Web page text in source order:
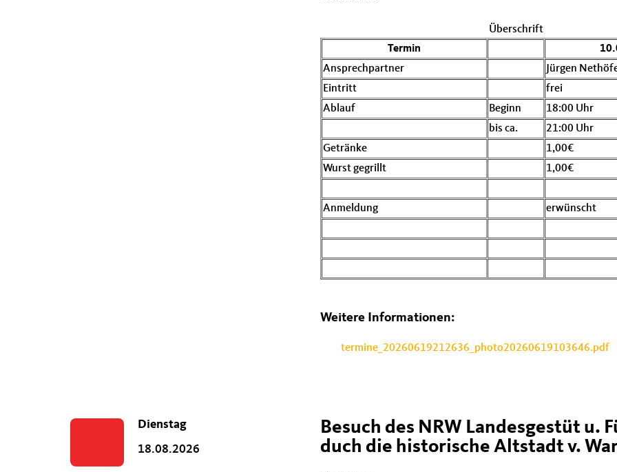
Überschrift
Termin
Ansprechpartner
Jürgen
Eintritt
frei
Ablauf
Beginn
18:00 Uhr
bis ca.
21:00 Uhr
Getränke
1,00
Wurst gegrillt
1,00
Anmeldung erwünscht
Weitere Informationen:
termine_20260619212636_photo20260619103646.pdf
Dienstag
18.08.2026
Besuch des NRW Landesgestüt u.
duch die historische Altstadt v.